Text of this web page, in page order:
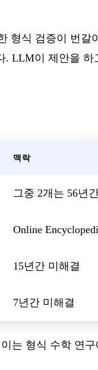
형식 검증이 번갈
LLM이 제안을 하
맥락
그중 2개는 56년
Online
15년간 미해결
7년간 미해결
는 형식 수학 연